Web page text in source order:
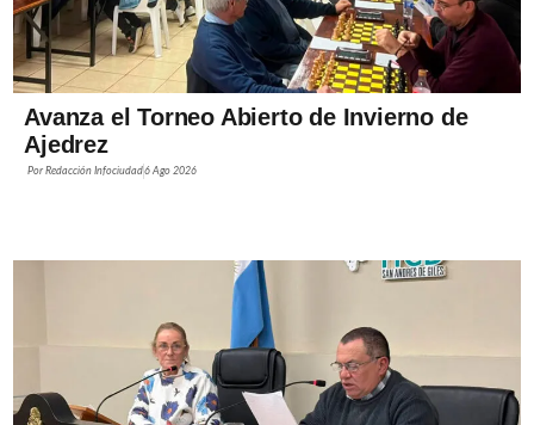
Avanza el Torneo Abierto de Invierno de
Ajedrez
PorRedacción Infociudad6 Ago 2026